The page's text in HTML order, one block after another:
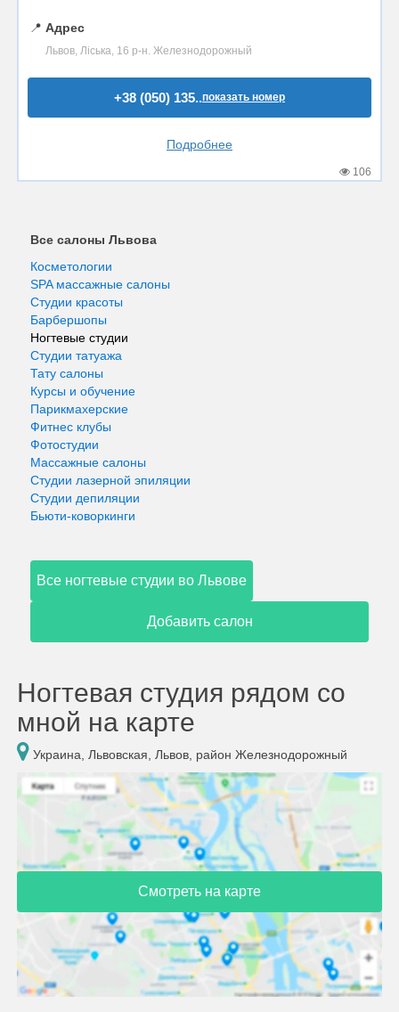
📍 Адрес
Львов, Ліська, 16 р-н. Железнодорожный
+38 (050) 135..показать номер
Подробнее
106
Все салоны Львова
Косметологии
SPA массажные салоны
Студии красоты
Барбершопы
Ногтевые студии
Студии татуажа
Тату салоны
Курсы и обучение
Парикмахерские
Фитнес клубы
Фотостудии
Массажные салоны
Студии лазерной эпиляции
Студии депиляции
Бьюти-коворкинги
Все ногтевые студии во Львове
Добавить салон
Ногтевая студия рядом со
мной на карте
Украина, Львовская, Львов, район Железнодорожный
Смотреть на карте